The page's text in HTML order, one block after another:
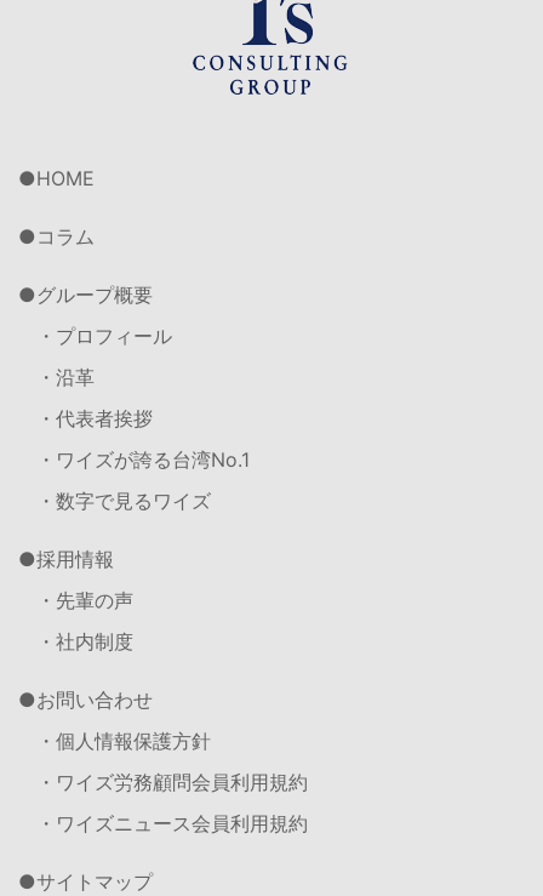
HOME
コラム
グループ概要
・プロフィール
・沿革
・代表者挨拶
・ワイズが誇る台湾No.1
・数字で見るワイズ
採用情報
・先輩の声
・社内制度
お問い合わせ
・個人情報保護方針
・ワイズ労務顧問会員利用規約
・ワイズニュース会員利用規約
サイトマップ